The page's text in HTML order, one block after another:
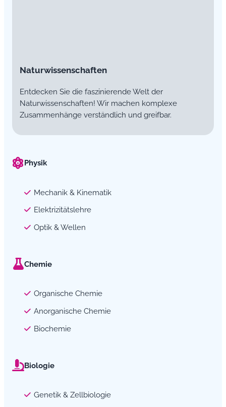
Naturwissenschaften
Entdecken Sie die faszinierende Welt der
Naturwissenschaften! Wir machen komplexe
Zusammenhänge verständlich und greifbar.
Physik
Mechanik & Kinematik
Elektrizitätslehre
Optik & Wellen
Chemie
Organische Chemie
Anorganische Chemie
Biochemie
Biologie
Genetik & Zellbiologie